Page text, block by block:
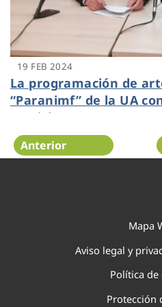
19 FEB 2024
La programación de
“Paranimf” de la UA
servicio para personas
auditiva
Anterior
Mapa
Aviso legal y
Política de
Protección